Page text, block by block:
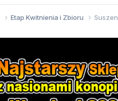
Etap Kwitnienia i Zbioru